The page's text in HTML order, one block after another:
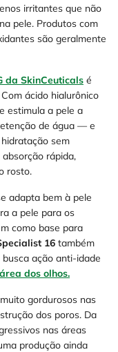
irritantes que não
pele. Produtos com
são geralmente
da SkinCeuticals é
ácido hialurônico
estimula a pele a
de água — e
sem
rápida,
rosto.
adapta bem à pele
a pele para os
como base para
16 também
ação anti-idade
dos olhos.
gordurosos nas
dos poros. Da
nas áreas
produção ainda